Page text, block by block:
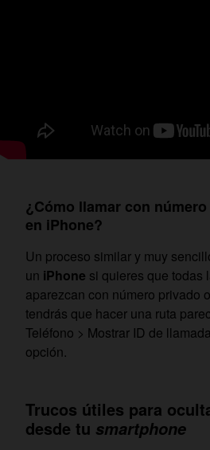
¿Cómo llamar con
en iPhone?
Un proceso similar y muy
un iPhone si quieres que todas
aparezcan con número privado
tendrás que hacer una ruta
Teléfono > Mostrar ID de
opción.
Trucos útiles para
desde tu smartphone